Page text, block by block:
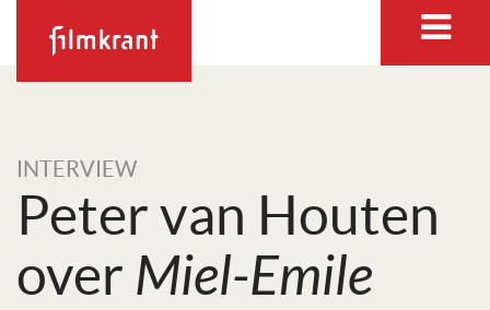
INTERVIEW
Peter van Houten
over Miel-Emile